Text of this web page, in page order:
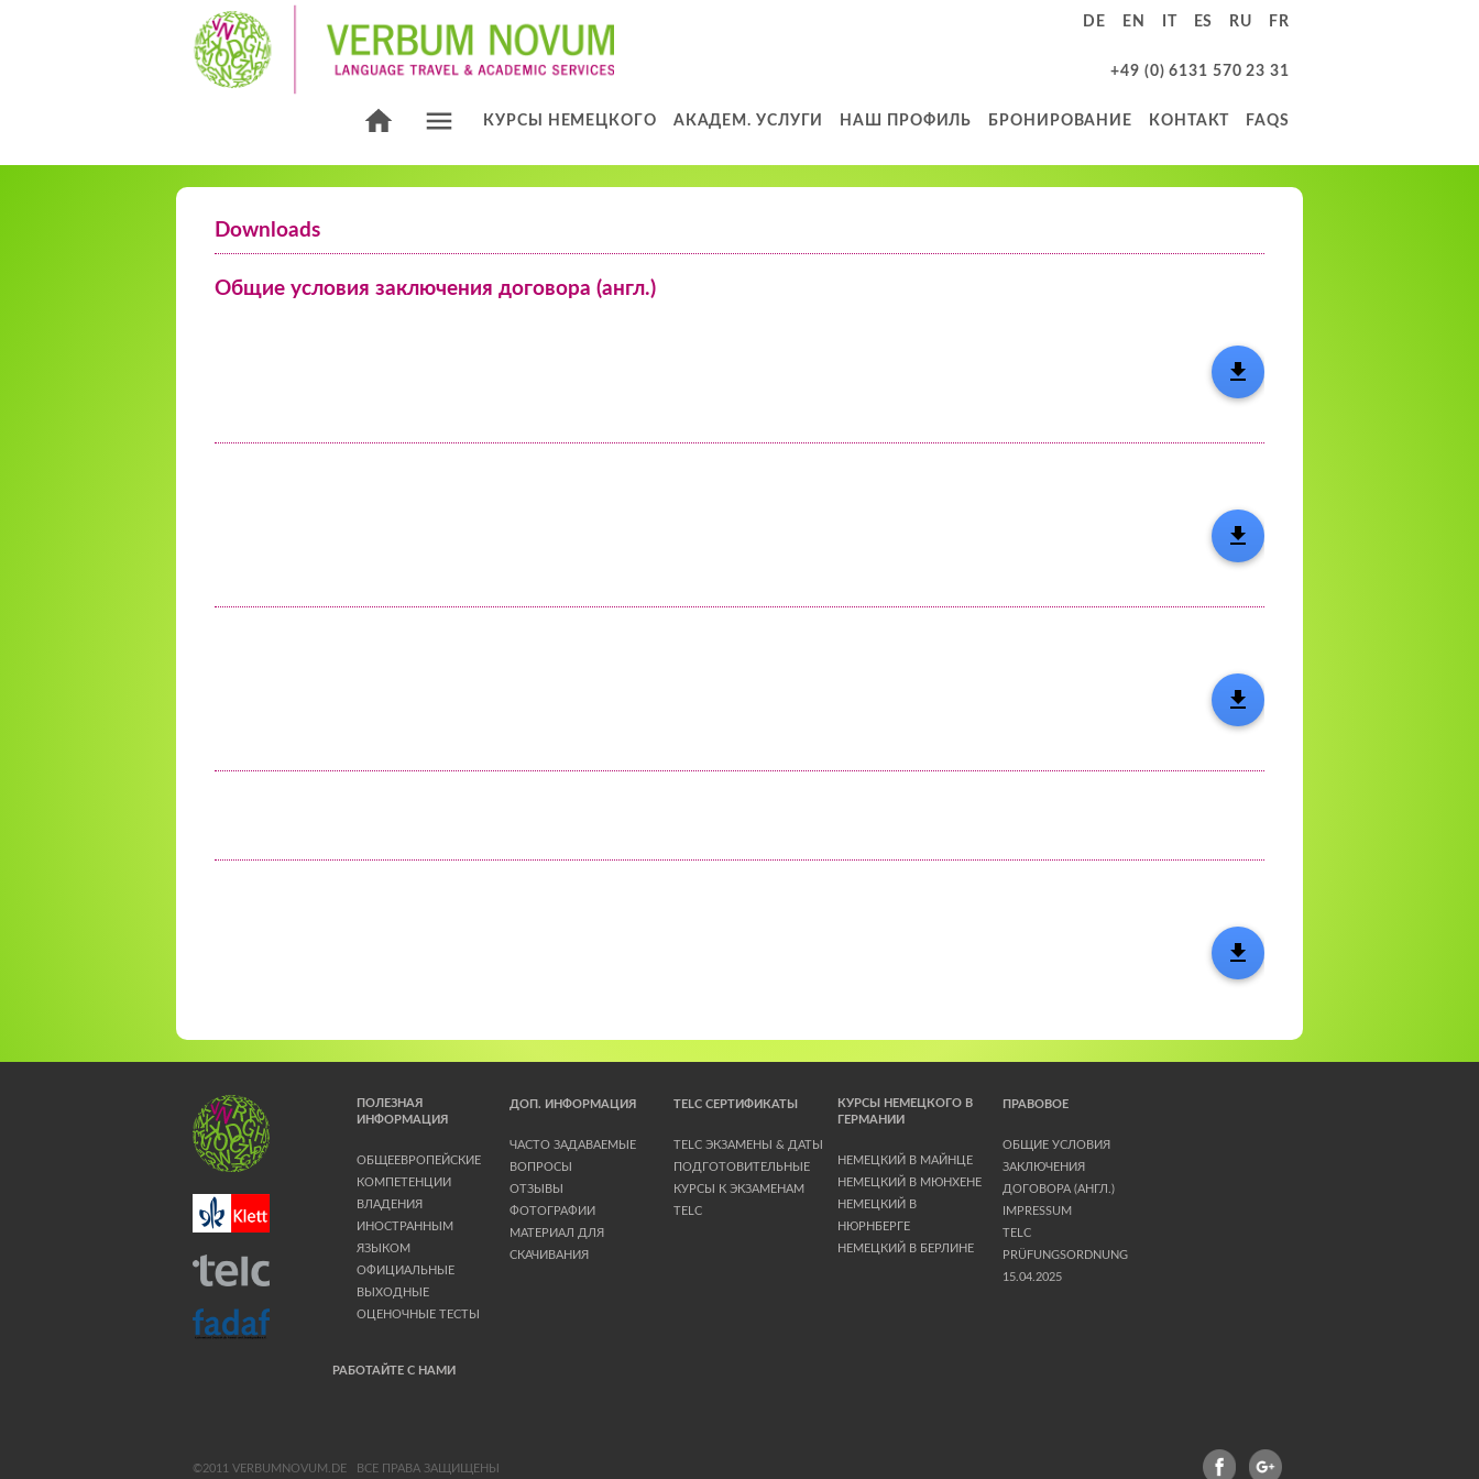
DE EN ES RU FR
+49 (0) 6131 570 23 31
КУРСЫ НЕМЕЦКОГО АКАДЕМ. УСЛУГИ НАШ ПРОФИЛЬ БРОНИРОВАНИЕ КОНТАКТ FAQS
Downloads
Общие условия заключения договора (англ.)
ПОЛЕЗНАЯ
ИНФОРМАЦИЯ
ОБЩЕЕВРОПЕЙСКИЕ
КОМПЕТЕНЦИИ
ВЛАДЕНИЯ
ИНОСТРАННЫМ
ЯЗЫКОМ
ОФИЦИАЛЬНЫЕ
ВЫХОДНЫЕ
ОЦЕНОЧНЫЕ ТЕСТЫ
ДОП. ИНФОРМАЦИЯ
ЧАСТО ЗАДАВАЕМЫЕ
ВОПРОСЫ
ОТЗЫВЫ
ФОТОГРАФИИ
МАТЕРИАЛ ДЛЯ
СКАЧИВАНИЯ
TELC СЕРТИФИКАТЫ
TELC ЭКЗАМЕНЫ & ДАТЫ
ПОДГОТОВИТЕЛЬНЫЕ
КУРСЫ К ЭКЗАМЕНАМ
TELC
КУРСЫ НЕМЕЦКОГО В
ГЕРМАНИИ
НЕМЕЦКИЙ В МАЙНЦЕ
НЕМЕЦКИЙ В МЮНХЕНЕ
НЕМЕЦКИЙ В
НЮРНБЕРГЕ
НЕМЕЦКИЙ В БЕРЛИНЕ
ПРАВОВОЕ
ОБЩИЕ УСЛОВИЯ
ЗАКЛЮЧЕНИЯ
ДОГОВОРА (АНГЛ.)
IMPRESSUM
TELC
PRÜFUNGSORDNUNG
15.04.2025
РАБОТАЙТЕ С НАМИ
FACEBOOKGPLUS
©2011 VERBUMNOVUM.DE
ВСЕ ПРАВА ЗАЩИЩЕНЫ